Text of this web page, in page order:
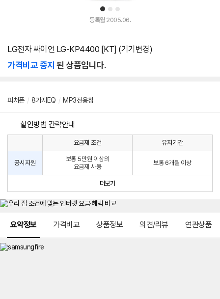
1 2 3
등록월 2005.06.
LG전자 싸이언 LG-KP4400 [KT] (기기변경)
가격비교 중지 된 상품입니다.
피처폰 / 8가지EQ / MP3전용칩
할인방법 간략안내
원
선
택
약
정
사
인
법
요금제 조건 유지기간
공시지원
보통 5만원 이상의
요금제 사용
보통 6개월 이상
더보기
요약정보 가격비교 상품정보 의견/리뷰 연관상품